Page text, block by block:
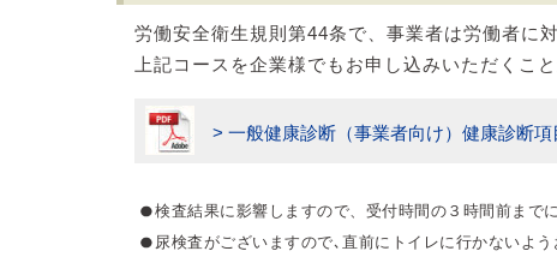
労働安全衛生規則第44条で、事業者は労働者に
上記コースを企業様でもお申し込みいただくこ
> 一般健康診断（事業者向け）健康診断項
検査結果に影響しますので、受付時間の３時間前まで
尿検査がございますので､直前にトイレに行かないよう